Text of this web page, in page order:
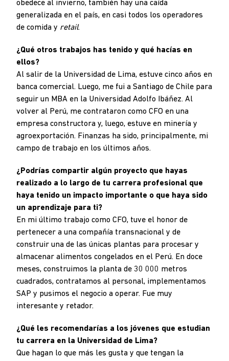
obedece al invierno, también hay una caída
generalizada en el país, en casi todos los operadores
de comida y retail.
¿Qué otros trabajos has tenido y qué hacías en
ellos?
Al salir de la Universidad de Lima, estuve cinco años en
banca comercial. Luego, me fui a Santiago de Chile para
seguir un MBA en la Universidad Adolfo Ibáñez. Al
volver al Perú, me contrataron como CFO en una
empresa constructora y, luego, estuve en minería y
agroexportación. Finanzas ha sido, principalmente, mi
campo de trabajo en los últimos años.
¿Podrías compartir algún proyecto que hayas
realizado a lo largo de tu carrera profesional que
haya tenido un impacto importante o que haya sido
un aprendizaje para ti?
En mi último trabajo como CFO, tuve el honor de
pertenecer a una compañía transnacional y de
construir una de las únicas plantas para procesar y
almacenar alimentos congelados en el Perú. En doce
meses, construimos la planta de 30 000 metros
cuadrados, contratamos al personal, implementamos
SAP y pusimos el negocio a operar. Fue muy
interesante y retador.
¿Qué les recomendarías a los jóvenes que estudian
tu carrera en la Universidad de Lima?
Que hagan lo que más les gusta y que tengan la